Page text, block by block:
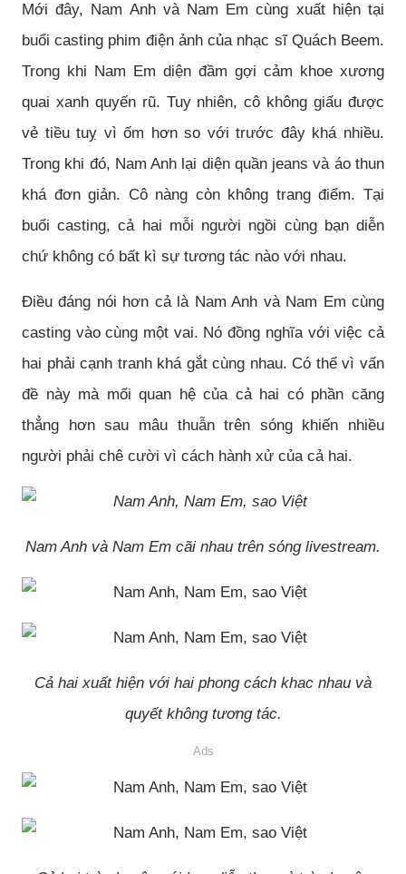
Mới đây, Nam Anh và Nam Em cùng xuất hiện tại
buổi casting phim điện ảnh của nhạc sĩ Quách Beem.
Trong khi Nam Em diện đầm gợi cảm khoe xương
quai xanh quyến rũ. Tuy nhiên, cô không giấu được
vẻ tiều tuỵ vì ốm hơn so với trước đây khá nhiều.
Trong khi đó, Nam Anh lại diện quần jeans và áo thun
khá đơn giản. Cô nàng còn không trang điểm. Tại
buổi casting, cả hai mỗi người ngồi cùng bạn diễn
chứ không có bất kì sự tương tác nào với nhau.
Điều đáng nói hơn cả là Nam Anh và Nam Em cùng
casting vào cùng một vai. Nó đồng nghĩa với việc cả
hai phải cạnh tranh khá gắt cùng nhau. Có thể vì vấn
đề này mà mối quan hệ của cả hai có phần căng
thẳng hơn sau mâu thuẫn trên sóng khiến nhiều
người phải chê cười vì cách hành xử của cả hai.
Nam Anh và Nam Em cãi nhau trên sóng livestream.
Cả hai xuất hiện với hai phong cách khac nhau và
quyết không tương tác.
Ads